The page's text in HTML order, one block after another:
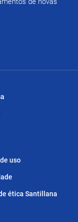
uso
ética Santillana